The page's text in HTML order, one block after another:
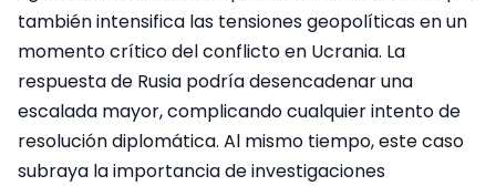
también intensifica las tensiones geopolíticas en un
momento crítico del conflicto en Ucrania. La
respuesta de Rusia podría desencadenar una
escalada mayor, complicando cualquier intento de
resolución diplomática. Al mismo tiempo, este caso
subraya la importancia de investigaciones